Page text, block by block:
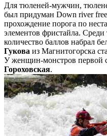
Для тюленей-мужчин,
был придуман Down river
прохождение порога по
элементов фристайла.
количество баллов набрал
Гукова из Магнитогорска
У женщин-монстров первой
Гороховская.